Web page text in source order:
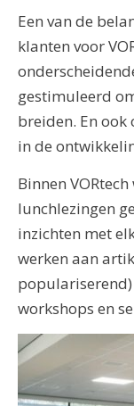
Een van de
klanten voor
gestimuleerd
breiden. En ook
in de
Binnen
lunchlezingen
inzichten met
werken aan
populariserend)
workshops en